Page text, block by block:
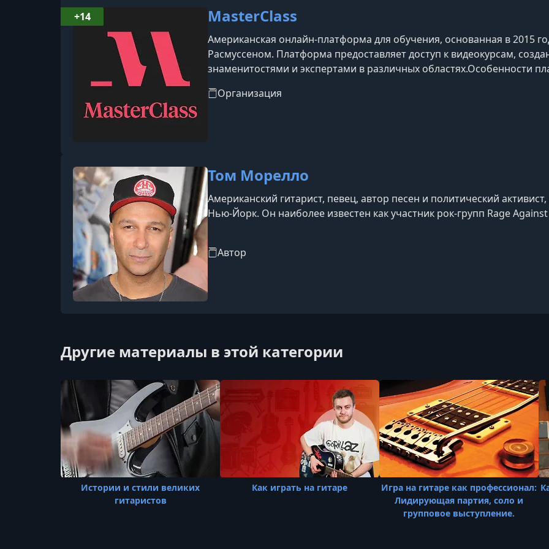
MasterClass
Американская онлайн-платформа для обучения, основанная в 2015
Расмуссеном. Платформа предоставляет доступ к видеокурсам,
знаменитостями и экспертами в различных областях.​Особенности
Мартин Скорсезе (кинорежиссура), Серена Уильямс (теннис), Ханс
Организация
+14
Том Морелло
Американский гитарист, певец, автор песен и политический
Нью-Йорк. Он наиболее известен как участник рок-групп Rage
Автор
Другие материалы в этой категории
Истории и стили великих
гитаристов
Как играть на гитаре
Игра на гитаре как профессионал:
Лидирующая партия, соло и
групповое выступление.